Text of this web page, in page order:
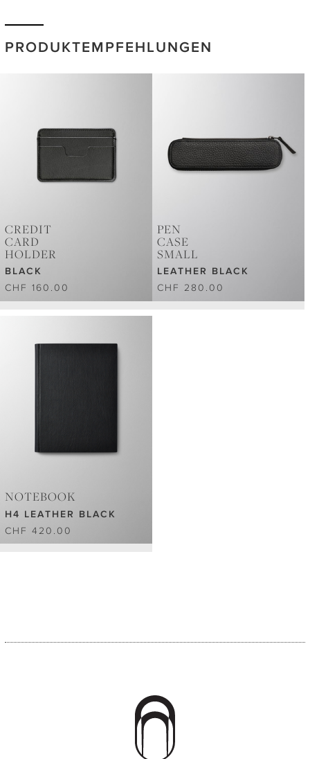
PRODUKTEMPFEHLUNGEN
CREDIT
CARD
HOLDER
BLACK
CHF 160.00
PEN
CASE
SMALL
LEATHER BLACK
CHF 280.00
NOTEBOOK
H4 LEATHER BLACK
CHF 420.00